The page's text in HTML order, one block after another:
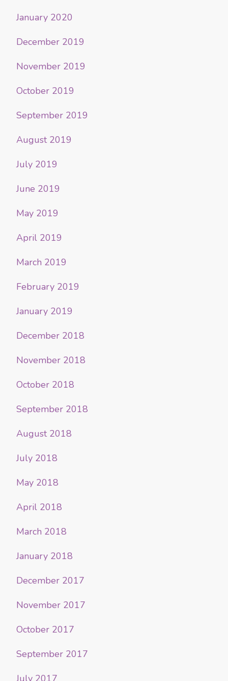
January 2020
December 2019
November 2019
October 2019
September 2019
August 2019
July 2019
June 2019
May 2019
April 2019
March 2019
February 2019
January 2019
December 2018
November 2018
October 2018
September 2018
August 2018
July 2018
May 2018
April 2018
March 2018
January 2018
December 2017
November 2017
October 2017
September 2017